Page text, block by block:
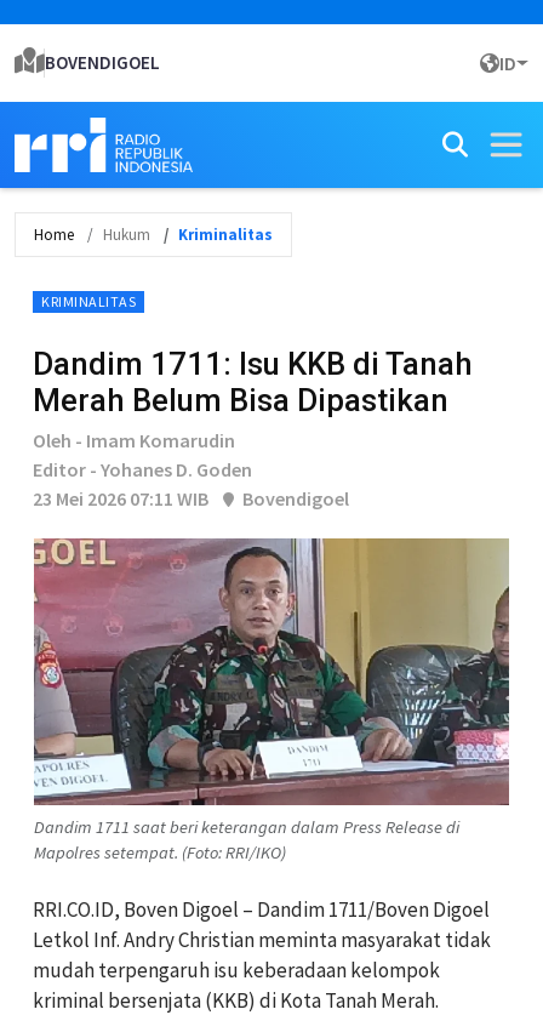
BOVENDIGOEL ID
Home Hukum Kriminalitas
KRIMINALITAS
Dandim 1711: Isu KKB di Tanah
Merah Belum Bisa Dipastikan
Oleh - Imam Komarudin
Editor - Yohanes D. Goden
23 Mei 2026 07:11 WIB
Bovendigoel
Dandim 1711 saat beri keterangan dalam Press Release di
Mapolres setempat. (Foto: RRI/IKO)
RRI.CO.ID, Boven Digoel – Dandim 1711/Boven Digoel
Letkol Inf. Andry Christian meminta masyarakat tidak
mudah terpengaruh isu keberadaan kelompok
kriminal bersenjata (KKB) di Kota Tanah Merah.